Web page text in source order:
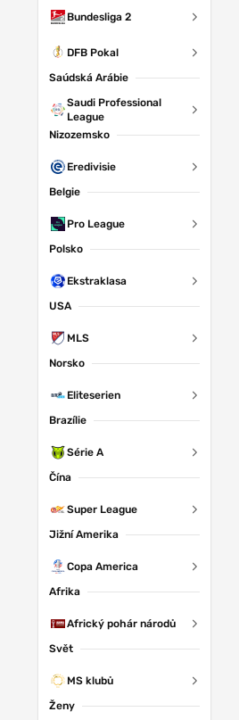
Bundesliga 2
DFB Pokal
Saúdská Arábie
Saudi Professional
League
Nizozemsko
Eredivisie
Belgie
Pro League
Polsko
Ekstraklasa
USA
MLS
Norsko
Eliteserien
Brazílie
Série A
Čína
Super League
Jižní Amerika
Copa America
Afrika
Africký pohár národů
Svět
MS klubů
Ženy